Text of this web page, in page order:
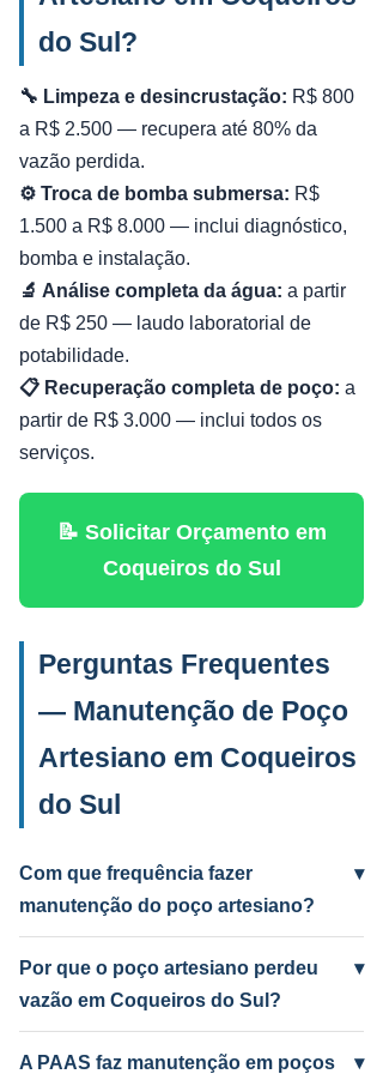
do Sul?
🔧 Limpeza e desincrustação: R$ 800
a R$ 2.500 — recupera até 80% da
vazão perdida.
⚙️ Troca de bomba submersa: R$
1.500 a R$ 8.000 — inclui diagnóstico,
bomba e instalação.
🔬 Análise completa da água: a partir
de R$ 250 — laudo laboratorial de
potabilidade.
📋 Recuperação completa de poço: a
partir de R$ 3.000 — inclui todos os
serviços.
📝 Solicitar Orçamento em
Coqueiros do Sul
Perguntas Frequentes
— Manutenção de Poço
Artesiano em Coqueiros
do Sul
Com que frequência fazer
manutenção do poço artesiano?
▾
Anual para uso intenso (agrícola/industrial)
e a cada 2 anos para uso residencial.
Poços antigos podem precisar mais
frequentemente.
Por que o poço artesiano perdeu
vazão em Coqueiros do Sul?
▾
Causas mais comuns: incrustação por
ferro e manganês, colmatação do filtro,
A PAAS faz manutenção em poços
▾